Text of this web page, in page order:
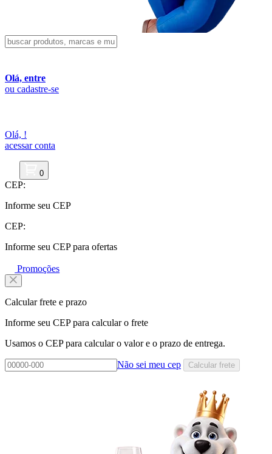
Olá, entre
ou cadastre-se
Olá, !
acessar conta
0
CEP:
Informe seu CEP
CEP:
Informe seu CEP para ofertas
Promoções
Calcular frete e prazo
Informe seu CEP para calcular o frete
Usamos o CEP para calcular o valor e o prazo de entrega.
Não sei meu cep Calcular frete